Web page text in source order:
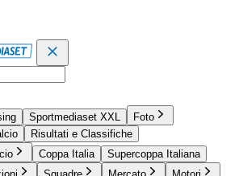
Sportmediaset XXL
Foto
Risultati e Classifiche
Coppa Italia
Supercoppa Italiana